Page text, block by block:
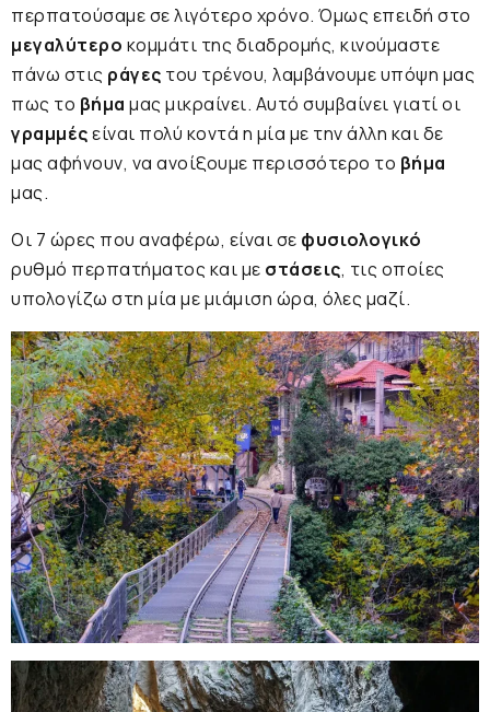
περπατούσαμε σε λιγότερο χρόνο. Όμως επειδή στο
μεγαλύτερο κομμάτι της διαδρομής, κινούμαστε
πάνω στις ράγες του τρένου, λαμβάνουμε υπόψη μας
πως το βήμα μας μικραίνει. Αυτό συμβαίνει γιατί οι
γραμμέςείναι πολύ κοντά η μία με την άλλη και δε
μας αφήνουν, να ανοίξουμε περισσότερο το βήμα
μας.
Οι 7 ώρες που αναφέρω, είναι σε φυσιολογικό
ρυθμό περπατήματος και με στάσεις, τις οποίες
υπολογίζω στη μία με μιάμιση ώρα, όλες μαζί.